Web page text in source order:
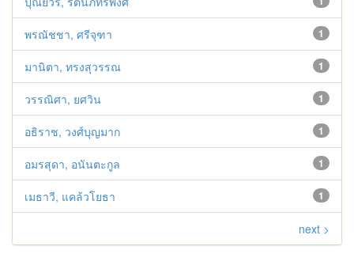
1
พรณัชชา, ศรีจุฑา
1
มานิตา, ทรงสุวรรณ
1
วรรณิศา, ยศวิน
1
อธิราช, วงศ์บุญมาก
1
อมรสุดา, อนันตะกูล
1
เมธาวี, แคล้วโยธา
next >